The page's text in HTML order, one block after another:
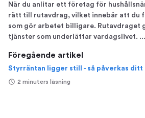
När du anlitar ett företag för
rätt till rutavdrag, vilket innebär att du
som gör arbetet billigare. Rutavdraget
tjänster som underlättar vardagslivet. ...
Föregående artikel
Styrräntan ligger still - så påverkas ditt
2 minuters läsning